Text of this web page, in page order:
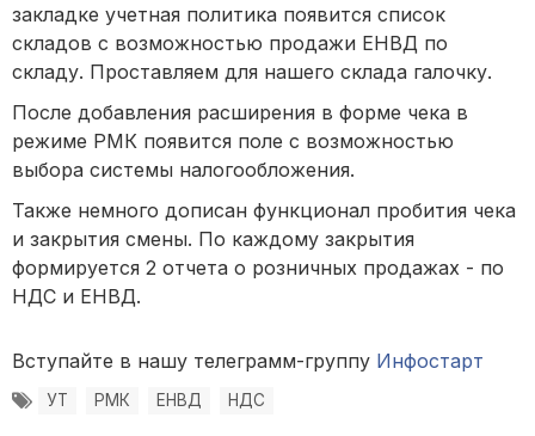
закладке учетная политика появится список
складов с возможностью продажи ЕНВД по
складу. Проставляем для нашего склада галочку.
После добавления расширения в форме чека в
режиме РМК появится поле с возможностью
выбора системы налогообложения.
Также немного дописан функционал пробития чека
и закрытия смены. По каждому закрытия
формируется 2 отчета о розничных продажах - по
НДС и ЕНВД.
Вступайте в нашу телеграмм-группу Инфостарт
УТ РМК ЕНВД НДС